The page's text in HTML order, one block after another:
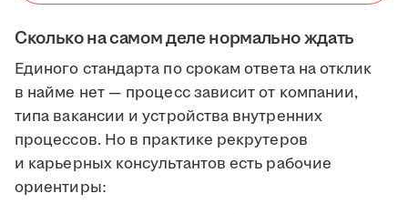
Сколько на самом деле нормально ждать
Единого стандарта по срокам ответа на отклик
в найме нет — процесс зависит от компании,
типа вакансии и устройства внутренних
процессов. Но в практике рекрутеров
и карьерных консультантов есть рабочие
ориентиры: